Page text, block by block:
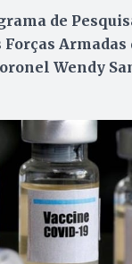
de
Armadas
Wendy